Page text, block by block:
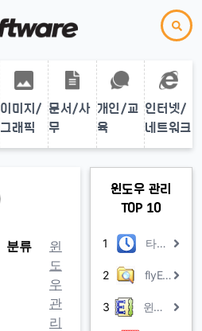
이미지/
그래픽
문서/사
무
개인/교
육
인터넷/
네트워크
분류
윈
도
우
관
리
윈도우 관리
TOP 10
1 타임가드
2 flyExplorer
3 윈도우자장가